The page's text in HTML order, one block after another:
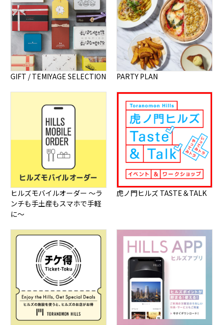
GIFT / TEMIYAGE SELECTION PARTY PLAN
ヒルズモバイルオーダー ～ラ
ンチも手土産もスマホで手軽
に～
虎ノ門ヒルズ TASTE＆TALK